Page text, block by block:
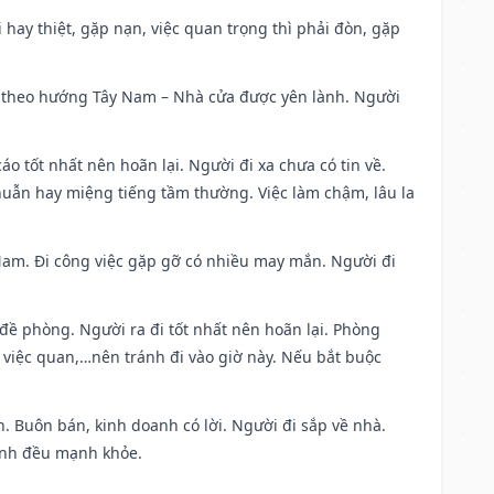
thiệt, gặp nạn, việc quan trọng thì phải đòn, gặp
hướng Tây Nam – Nhà cửa được yên lành. Người
tốt nhất nên hoãn lại. Người đi xa chưa có tin về.
hay miệng tiếng tầm thường. Việc làm chậm, lâu la
Đi công việc gặp gỡ có nhiều may mắn. Người đi
phòng. Người ra đi tốt nhất nên hoãn lại. Phòng
quan,…nên tránh đi vào giờ này. Nếu bắt buộc
bán, kinh doanh có lời. Người đi sắp về nhà.
đều mạnh khỏe.